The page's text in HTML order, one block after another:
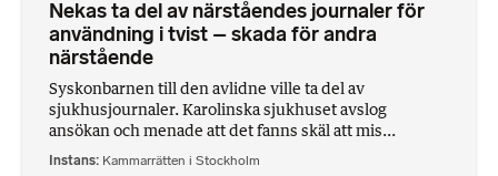
Nekas ta del av närståendes journaler för
användning i tvist – skada för andra
närstående
Syskonbarnen till den avlidne ville ta del av
sjukhusjournaler. Karolinska sjukhuset avslog
ansökan och menade att det fanns skäl att mis...
Instans Kammarrätten i Stockholm